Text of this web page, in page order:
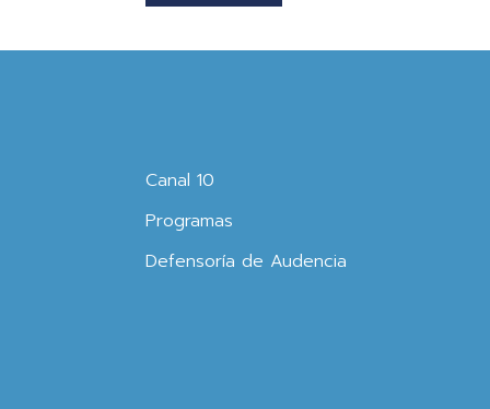
Canal 10
Programas
Defensoría de Audencia